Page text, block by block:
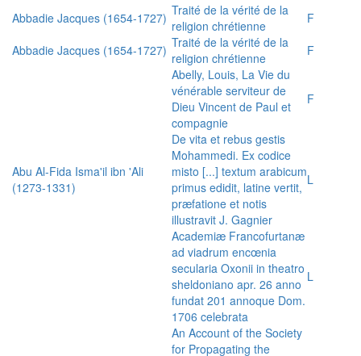
Abbadie Jacques (1654-1727) Traité de la vérité de la
religion chrétienne
F
Abbadie Jacques (1654-1727) Traité de la vérité de la
religion chrétienne
F
Abelly, Louis, La Vie du
vénérable serviteur de
Dieu Vincent de Paul et
compagnie
F
Abu Al-Fida Isma'il ibn 'Ali
(1273-1331)
De vita et rebus gestis
Mohammedi. Ex codice
misto [...] textum arabicum
primus edidit, latine vertit,
præfatione et notis
illustravit J. Gagnier
L
Academiæ Francofurtanæ
ad viadrum encœnia
secularia Oxonii in theatro
sheldoniano apr. 26 anno
fundat 201 annoque Dom.
1706 celebrata
L
An Account of the Society
for Propagating the